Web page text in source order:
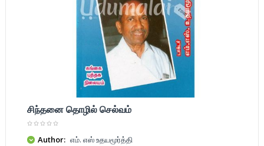
சிந்தனை தொழில் செல்வம்
Author: எம். எஸ் உதயமூர்த்தி